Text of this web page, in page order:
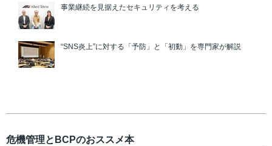
事業継続を見据えたセキュリティを考える
“SNS炎上”に対する「予防」と「初動」を専門家が解説
危機管理とBCPのおススメ本